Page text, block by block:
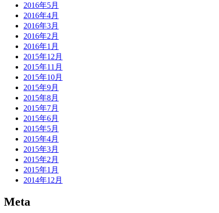
2016年5月
2016年4月
2016年3月
2016年2月
2016年1月
2015年12月
2015年11月
2015年10月
2015年9月
2015年8月
2015年7月
2015年6月
2015年5月
2015年4月
2015年3月
2015年2月
2015年1月
2014年12月
Meta